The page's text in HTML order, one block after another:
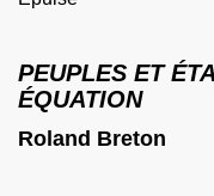
PEUPLES ET
ÉQUATION
Roland Breton